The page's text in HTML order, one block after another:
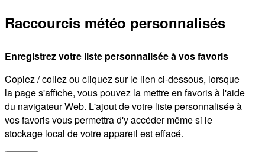
Raccourcis météo personnalisés
Enregistrez votre liste personnalisée à vos favoris
Copiez / collez ou cliquez sur le lien ci-dessous, lorsque
la page s'affiche, vous pouvez la mettre en favoris à l'aide
du navigateur Web. L'ajout de votre liste personnalisée à
vos favoris vous permettra d'y accéder même si le
stockage local de votre appareil est effacé.